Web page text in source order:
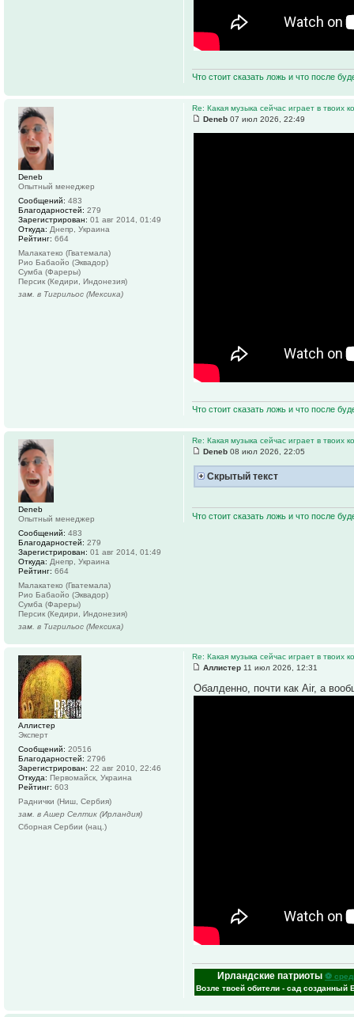
Что стоит сказать ложь и что после
Re: Какая музыка сейчас играет в твоих
Deneb 07 июл 2026, 22:49
Что стоит сказать ложь и что после
Deneb
Опытный менеджер
Сообщений: 483
Благодарностей: 279
Зарегистрирован: 01 авг 2014, 01:49
Откуда: Днепр, Украина
Рейтинг: 664
Малакатеко (Гватемала)
Рио Бабаойо (Эквадор)
Сумба (Фареры)
Персик (Кедири, Индонезия)
зам. в Тигрильос (Мексика)
Re: Какая музыка сейчас играет в твоих
Deneb 08 июл 2026, 22:05
Скрытый текст
Что стоит сказать ложь и что после
Deneb
Опытный менеджер
Сообщений: 483
Благодарностей: 279
Зарегистрирован: 01 авг 2014, 01:49
Откуда: Днепр, Украина
Рейтинг: 664
Малакатеко (Гватемала)
Рио Бабаойо (Эквадор)
Сумба (Фареры)
Персик (Кедири, Индонезия)
зам. в Тигрильос (Мексика)
Re: Какая музыка сейчас играет в твоих
Аллистер 11 июл 2026, 12:31
Обалденно, почти как Air, а
Ирландские патриоты ⚽
Возле твоей обители - сад созданный
Аллистер
Эксперт
Сообщений: 20516
Благодарностей: 2796
Зарегистрирован: 22 авг 2010, 22:46
Откуда: Первомайск, Украина
Рейтинг: 603
Раднички (Ниш, Сербия)
зам. в Ашер Селтик (Ирландия)
Сборная Сербии (нац.)